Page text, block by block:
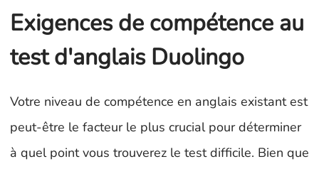
Exigences de compétence au
test d'anglais Duolingo
Votre niveau de compétence en anglais existant est
peut-être le facteur le plus crucial pour déterminer
à quel point vous trouverez le test difficile. Bien que